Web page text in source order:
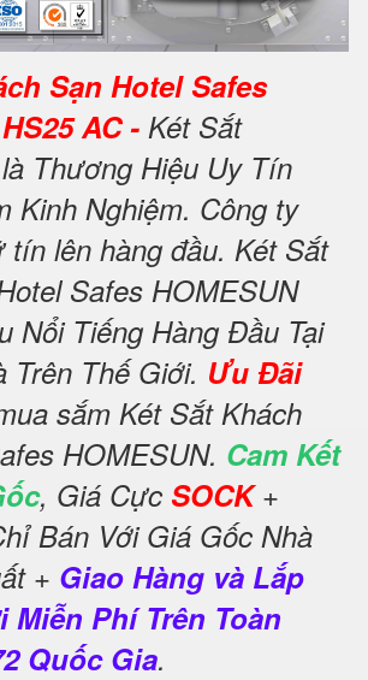
Sạn Hotel Safes
AC - Két Sắt
Thương Hiệu Uy Tín
Kinh Nghiệm. Công ty
tín lên hàng đầu. Két Sắt
Safes HOMESUN
Nổi Tiếng Hàng Đầu Tại
Trên Thế Giới. Ưu Đãi
sắm Két Sắt Khách
HOMESUN. Cam Kết
, Giá Cực SOCK+
Bán Với Giá Gốc Nhà
+ Giao Hàng và Lắp
Miễn Phí Trên Toàn
Quốc Gia.